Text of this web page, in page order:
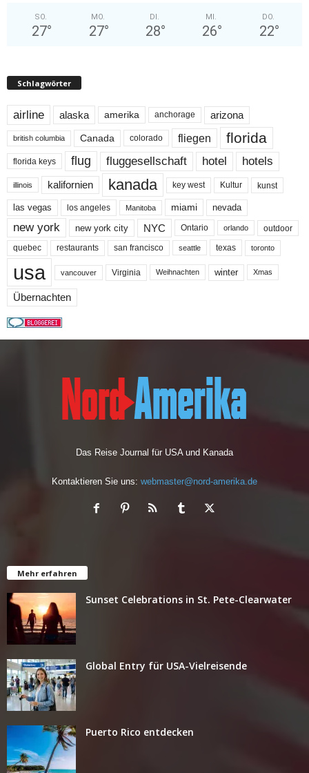
SO.
27°
MO.
27°
DI.
28°
MI.
26°
DO.
22°
Schlagwörter
airline alaska amerika anchorage arizona
british columbia Canada colorado fliegen florida
florida keys flug fluggesellschaft hotel hotels
illinois kalifornien kanada key west Kultur kunst
las vegas los angeles Manitoba miami nevada
new york new york city NYC Ontario orlando outdoor
quebec restaurants san francisco seattle texas toronto
usa vancouver Virginia Weihnachten winter Xmas
Übernachten
Das Reise Journal für USA und Kanada
Kontaktieren Sie uns: webmaster@nord-amerika.de
Mehr erfahren
Sunset Celebrations in St. Pete-Clearwater
Global Entry für USA-Vielreisende
Puerto Rico entdecken